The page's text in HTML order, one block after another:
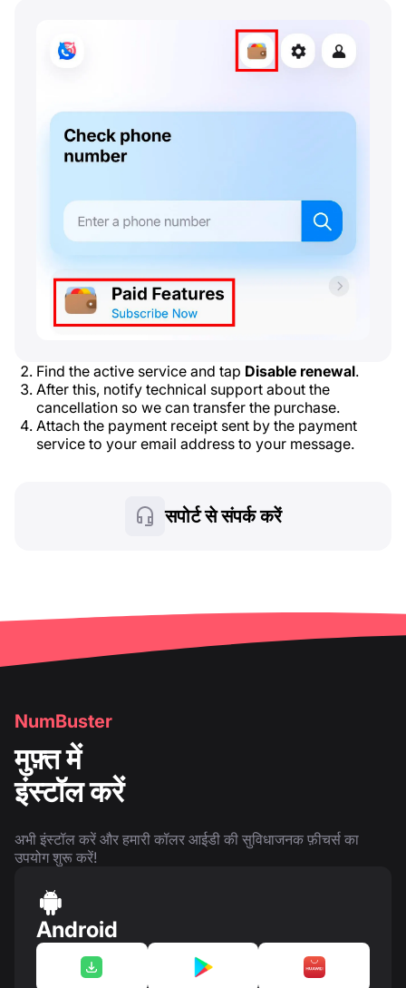
Find the active service and tap Disable renewal.
After this, notify technical support about the
cancellation so we can transfer the purchase.
Attach the payment receipt sent by the payment
service to your email address to your message.
सपोर्ट से संपर्क करें
NumBuster
मुफ़्त में
इंस्टॉल करें
अभी इंस्टॉल करें और हमारी कॉलर आईडी की सुविधाजनक फ़ीचर्स का
उपयोग शुरू करें!
Android